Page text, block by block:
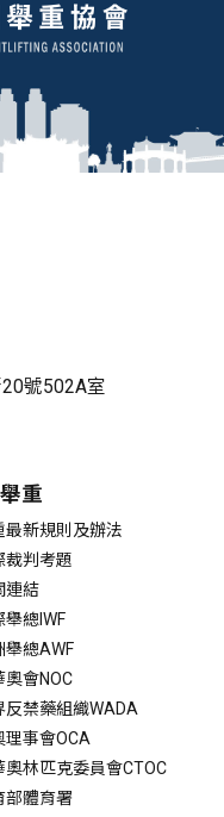
號502A室
重
最新規則及辦法
裁判考題
連結
舉總IWF
舉總AWF
奧會NOC
反禁藥組織WADA
理事會OCA
奧林匹克委員會CTOC
部體育署